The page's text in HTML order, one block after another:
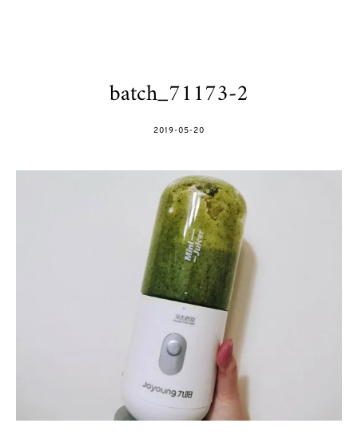
batch_71173-2
POSTED
2019-05-20